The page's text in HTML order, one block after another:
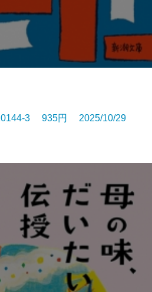
3 935円 2025/10/29